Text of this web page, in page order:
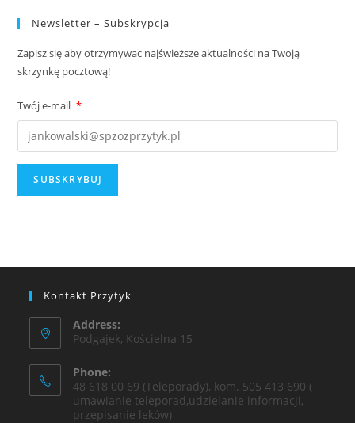
Newsletter – Subskrypcja
Zapisz się aby otrzymywac najświeższe aktualności na Twoją
skrzynkę pocztową!
Twój e-mail *
Kontakt Przytyk
Address:
Podgajek, Kościelna 15
Phone:
48 618 00 69 (Teleporady), kom. 505 413 690 (
umawianie teleporad,udzielanie informacji,
przepisanie leków)